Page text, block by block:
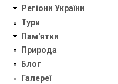
Регіони України
Тури
Пам'ятки
Природа
Блог
Галереї